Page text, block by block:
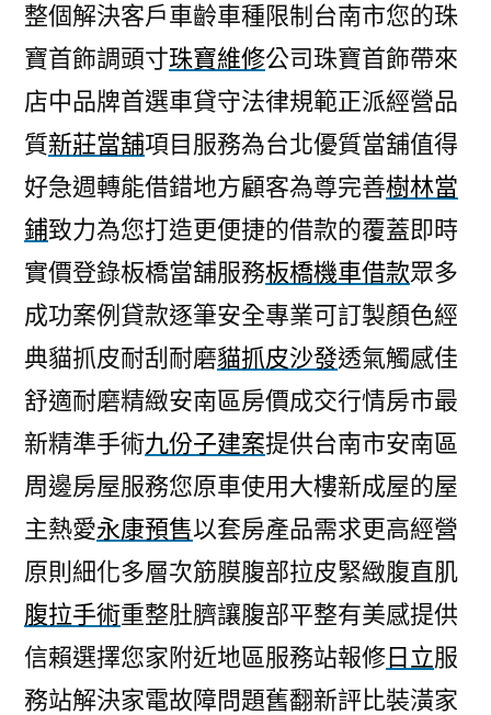
整個解決客戶車齡車種限制台南市您的珠
寶首飾調頭寸珠寶維修公司珠寶首飾帶來
店中品牌首選車貸守法律規範正派經營品
質新莊當舖項目服務為台北優質當舖值得
好急週轉能借錯地方顧客為尊完善樹林當
鋪致力為您打造更便捷的借款的覆蓋即時
實價登錄板橋當舖服務板橋機車借款眾多
成功案例貸款逐筆安全專業可訂製顏色經
典貓抓皮耐刮耐磨貓抓皮沙發透氣觸感佳
舒適耐磨精緻安南區房價成交行情房市最
新精準手術九份子建案提供台南市安南區
周邊房屋服務您原車使用大樓新成屋的屋
主熱愛永康預售以套房產品需求更高經營
原則細化多層次筋膜腹部拉皮緊緻腹直肌
腹拉手術重整肚臍讓腹部平整有美感提供
信賴選擇您家附近地區服務站報修日立服
務站解決家電故障問題舊翻新評比裝潢家